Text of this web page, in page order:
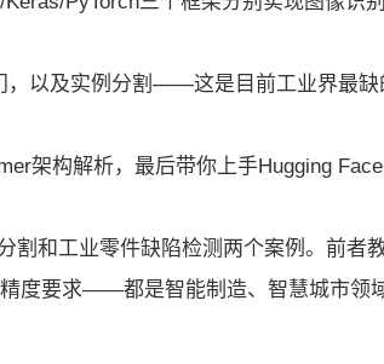
，以及实例分割——这是目前工业界最缺
架构解析，最后带你上手Hugging
割和工业零件缺陷检测两个案例。前者
度要求——都是智能制造、智慧城市领